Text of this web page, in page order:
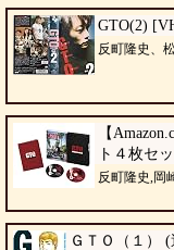
GTO(2)
反町隆史、
【
ト４枚セ
反町隆史,岡
ＧＴＯ（１）